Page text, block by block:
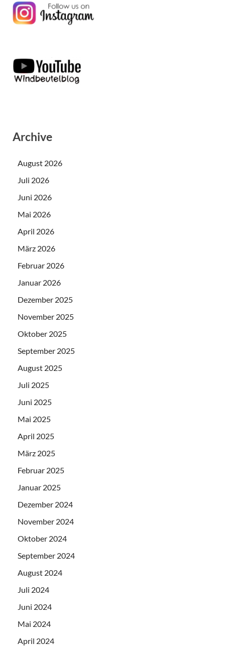
Archive
August 2026
Juli 2026
Juni 2026
Mai 2026
April 2026
März 2026
Februar 2026
Januar 2026
Dezember 2025
November 2025
Oktober 2025
September 2025
August 2025
Juli 2025
Juni 2025
Mai 2025
April 2025
März 2025
Februar 2025
Januar 2025
Dezember 2024
November 2024
Oktober 2024
September 2024
August 2024
Juli 2024
Juni 2024
Mai 2024
April 2024